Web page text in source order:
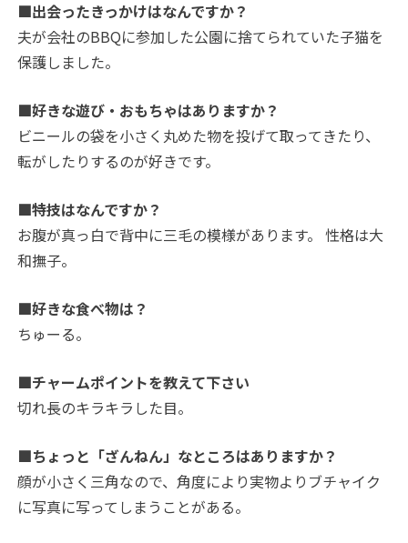
■出会ったきっかけはなんですか？
夫が会社のBBQに参加した公園に捨てられていた子猫を
保護しました。
■好きな遊び・おもちゃはありますか？
ビニールの袋を小さく丸めた物を投げて取ってきたり、
転がしたりするのが好きです。
■特技はなんですか？
お腹が真っ白で背中に三毛の模様があります。 性格は大
和撫子。
■好きな食べ物は？
ちゅーる。
■チャームポイントを教えて下さい
切れ長のキラキラした目。
■ちょっと「ざんねん」なところはありますか？
顔が小さく三角なので、角度により実物よりブチャイク
に写真に写ってしまうことがある。